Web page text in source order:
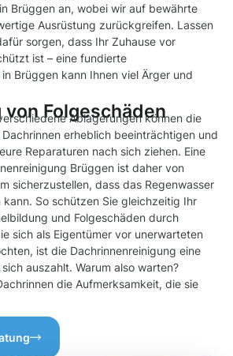
Brüggen an, wobei wir auf bewährte
Ausrüstung zurückgreifen. Lassen
sorgen, dass Ihr Zuhause vor
ist – eine fundierte
Brüggen kann Ihnen viel Ärger und
Folgeschäden
Ablagerungen können die
erheblich beeinträchtigen und
Reparaturen nach sich ziehen. Eine
Brüggen ist daher von
sicherzustellen, dass das Regenwasser
So schützen Sie gleichzeitig Ihr
und Folgeschäden durch
sich als Eigentümer vor unerwarteten
ist die Dachrinnenreinigung eine
auszahlt. Warum also warten?
die Aufmerksamkeit, die sie